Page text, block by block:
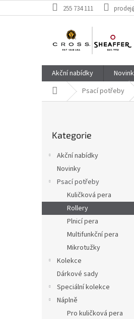
na
255 734 111
Akční nabídky
Domů Psací potřeby
a
kategorie
Kategorie
Akční nabídky
Novinky
Psací potřeby
Kuličková pera
Rollery
Plnicí pera
Multifunkční pera
Mikrotužky
Kolekce
Dárkové sady
Speciální kolekce
Náplně
Pro kuličková pera